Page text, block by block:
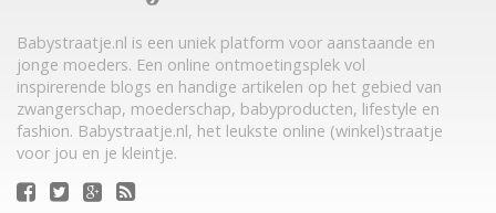
Babystraatje.nl is een uniek platform voor aanstaande en
jonge moeders. Een online ontmoetingsplek vol
inspirerende blogs en handige artikelen op het gebied van
zwangerschap, moederschap, babyproducten, lifestyle en
fashion. Babystraatje.nl, het leukste online (winkel)straatje
voor jou en je kleintje.